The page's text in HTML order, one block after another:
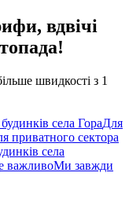
вдвічі
села ГораДля
приватного сектора
села
важливоМи завжди